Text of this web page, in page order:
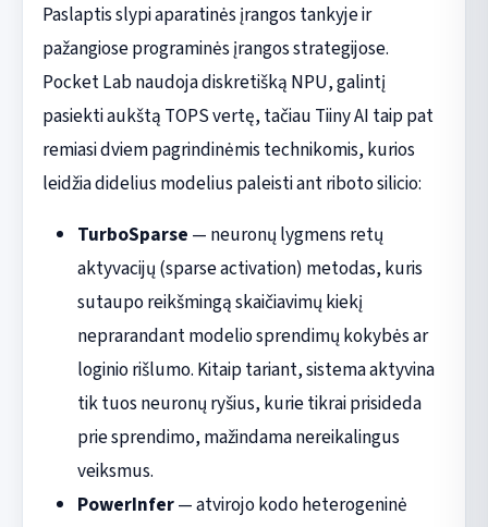
Paslaptis slypi aparatinės įrangos tankyje ir
pažangiose programinės įrangos strategijose.
Pocket Lab naudoja diskretišką NPU, galintį
pasiekti aukštą TOPS vertę, tačiau Tiiny AI taip pat
remiasi dviem pagrindinėmis technikomis, kurios
leidžia didelius modelius paleisti ant riboto silicio:
TurboSparse — neuronų lygmens retų
aktyvacijų (sparse activation) metodas, kuris
sutaupo reikšmingą skaičiavimų kiekį
neprarandant modelio sprendimų kokybės ar
loginio rišlumo. Kitaip tariant, sistema aktyvina
tik tuos neuronų ryšius, kurie tikrai prisideda
prie sprendimo, mažindama nereikalingus
veiksmus.
PowerInfer— atvirojo kodo heterogeninė